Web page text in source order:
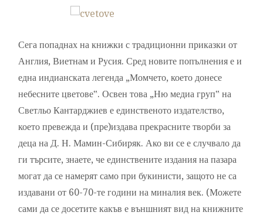
Сега попаднах на книжки с традиционни приказки от
Англия, Виетнам и Русия. Сред новите попълнения е и
една индианската легенда „Момчето, което донесе
небесните цветове‟. Освен това „Ню медиа груп‟ на
Светльо Кантарджиев е единственото издателство,
което превежда и (пре)издава прекрасните творби за
деца на Д. Н. Мамин-Сибиряк. Ако ви се е случвало да
ги търсите, знаете, че единствените издания на пазара
могат да се намерят само при букинисти, защото не са
издавани от 60-70-те години на миналия век. (Можете
сами да се досетите какъв е външният вид на книжните